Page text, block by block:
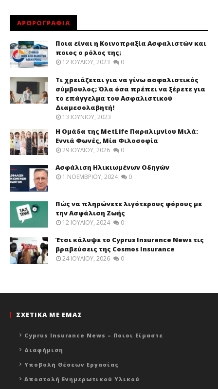
ΑΡΘΡΟΓΡΑΦΙΑ
Ποια είναι η Κοινοπραξία Ασφαλιστών και
ποιος ο ρόλος της;
12 ΙΟΥΛΊΟΥ, 2023 0
Τι χρειάζεται για να γίνω ασφαλιστικός
σύμβουλος; Όλα όσα πρέπει να ξέρετε για
το επάγγελμα του Ασφαλιστικού
Διαμεσολαβητή!
13 ΙΟΥΝΊΟΥ, 2023
Η Ομάδα της MetLife Παραλιμνίου Μιλά:
Εννιά Φωνές, Μία Φιλοσοφία
29 ΙΟΥΛΊΟΥ, 2026 0
Ασφάλιση Ηλικιωμένων Οδηγών
1 ΝΟΕΜΒΡΊΟΥ, 2024 0
Πώς να πληρώνετε λιγότερους φόρους με
την Ασφάλιση Ζωής
12 ΙΟΥΛΊΟΥ, 2024 0
Έτσι κάλυψε το Cyprus Insurance News τις
βραβεύσεις της Cosmos Insurance
24 ΙΟΥΛΊΟΥ, 2026 0
ΣΧΕΤΙΚΑ ΜΕ ΕΜΑΣ
Cyprus Insurance News – Ποιοι Είμαστε
Διαφήμιση
Υποβολή Θέσεων Εργασίας
Αποστολή Ενημερωτικού Υλικού